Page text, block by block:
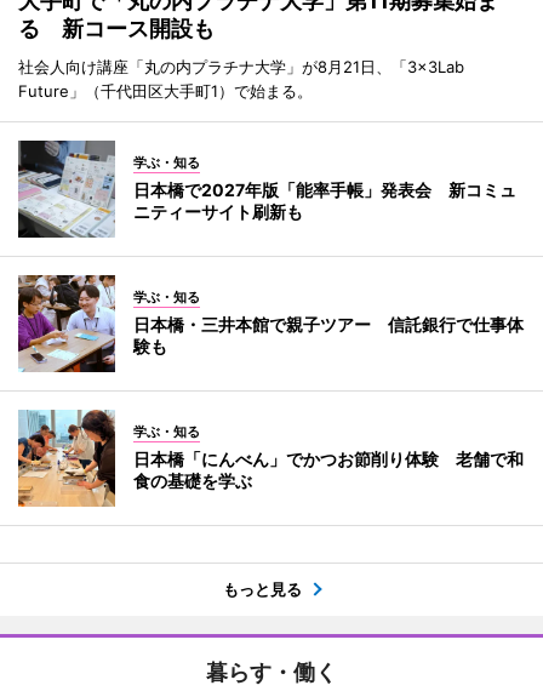
る 新コース開設も
社会人向け講座「丸の内プラチナ大学」が8月21日、「3×3Lab
Future」（千代田区大手町1）で始まる。
学ぶ・知る
日本橋で2027年版「能率手帳」発表会 新コミュ
ニティーサイト刷新も
学ぶ・知る
日本橋・三井本館で親子ツアー 信託銀行で仕事体
験も
学ぶ・知る
日本橋「にんべん」でかつお節削り体験 老舗で和
食の基礎を学ぶ
もっと見る
暮らす・働く